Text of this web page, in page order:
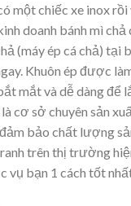
một chiếc xe inox
doanh bánh mì chả
(máy ép cá chả) tại
Khuôn ép được
mắt và dễ dàng để
cơ sở chuyên sản
bảo chất lượng
trên thị trường
vụ bạn 1 cách tốt